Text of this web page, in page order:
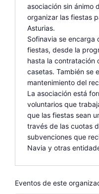
i
t
e
asociación sin ánimo
organizar las fiestas
Asturias.
Sofinavia se encarga
fiestas, desde la
hasta la contratación
casetas. También se
mantenimiento del
La asociación está
voluntarios que
que las fiestas sean
través de las cuotas
subvenciones que
Navia y otras
Eventos de este